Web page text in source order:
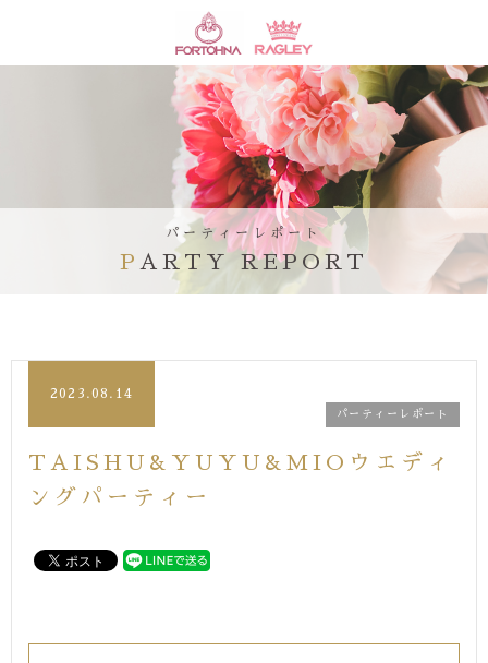
パーティーレポート
PARTY REPORT
2023.08.14
パーティーレポート
TAISHU&YUYU&MIOウエディ
ングパーティー